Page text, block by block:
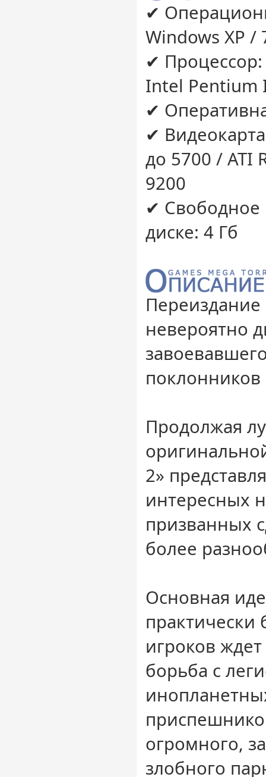
✔
Windows XP /
✔ Процессор:
Intel Pentium
✔
✔
до 5700 / ATI
9200
✔ Свободное
диске: 4 Гб
Переиздание
невероятно
Продолжая
2»
интересных
призванных
более
Основная
практически
игроков
борьба с
огромного,
злобного